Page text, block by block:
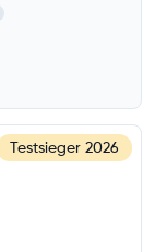
Testsieger 2026